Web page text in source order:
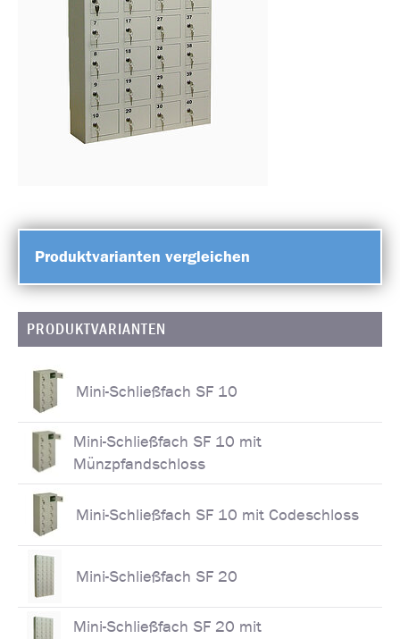
Produktvarianten vergleichen
PRODUKTVARIANTEN
Mini-Schließfach SF 10
Mini-Schließfach SF 10 mit
Münzpfandschloss
Mini-Schließfach SF 10 mit Codeschloss
Mini-Schließfach SF 20
Mini-Schließfach SF 20 mit